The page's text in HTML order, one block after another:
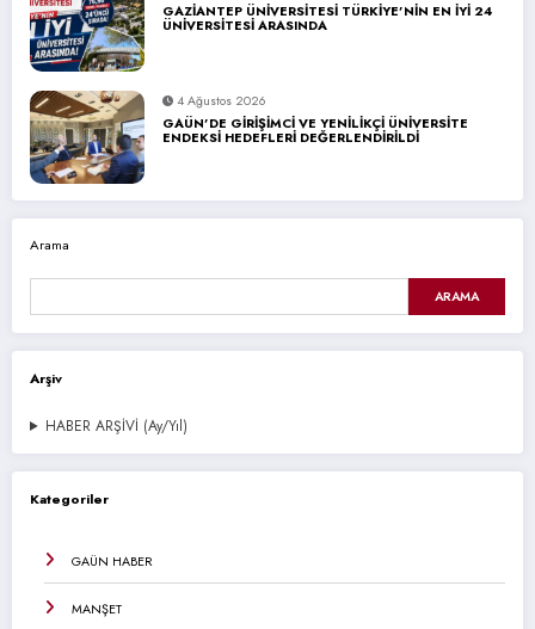
GAZİANTEP ÜNİVERSİTESİ TÜRKİYE’NİN EN İYİ 24
ÜNİVERSİTESİ ARASINDA
4 Ağustos 2026
GAÜN’DE GİRİŞİMCİ VE YENİLİKÇİ ÜNİVERSİTE
ENDEKSİ HEDEFLERİ DEĞERLENDİRİLDİ
Arama
ARAMA
Arşiv
HABER ARŞİVİ (Ay/Yıl)
Kategoriler
GAÜN HABER
MANŞET